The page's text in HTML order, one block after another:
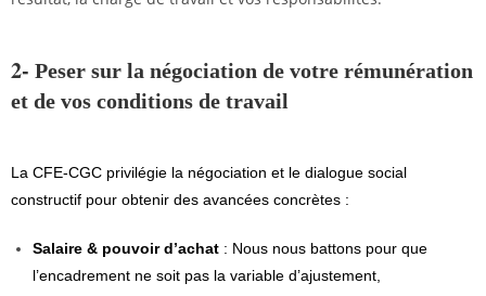
2- Peser sur la négociation de votre rémunération
et de vos conditions de travail
La CFE-CGC privilégie la négociation et le dialogue social
constructif pour obtenir des avancées concrètes :
Salaire & pouvoir d’achat : Nous nous battons pour que
l’encadrement ne soit pas la variable d’ajustement,